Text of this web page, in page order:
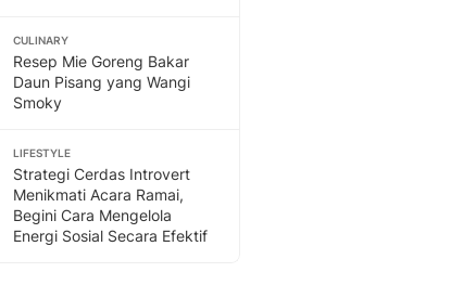
CULINARY
Resep Mie Goreng Bakar
Daun Pisang yang Wangi
Smoky
LIFESTYLE
Strategi Cerdas Introvert
Menikmati Acara Ramai,
Begini Cara Mengelola
Energi Sosial Secara Efektif